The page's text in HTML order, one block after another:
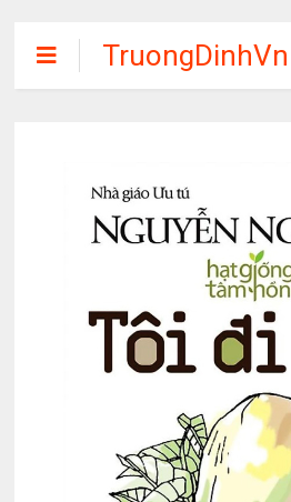
TruongDinhVn
Chia sẽ ebook,
tập miễn phí